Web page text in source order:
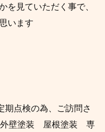
を見ていただく事で、
います
点検の為、ご訪問さ
壁塗装 屋根塗装 専